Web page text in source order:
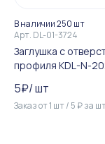
В наличии 250 шт
Арт. DL-01-3724
Заглушка с
профиля KDL-N-
5₽/шт
Заказ от1 шт/ 5 ₽за